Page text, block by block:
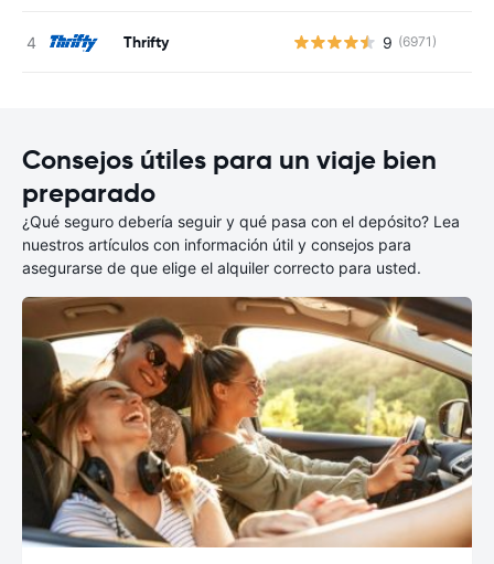
Thrifty 9 (6971)
Consejos útiles para un viaje bien
preparado
¿Qué seguro debería seguir y qué pasa con el depósito? Lea
nuestros artículos con información útil y consejos para
asegurarse de que elige el alquiler correcto para usted.